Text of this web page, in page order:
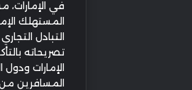
في الإمارات،
المستهلك
التبادل
تصريحاته
الإمارات
المسافرين